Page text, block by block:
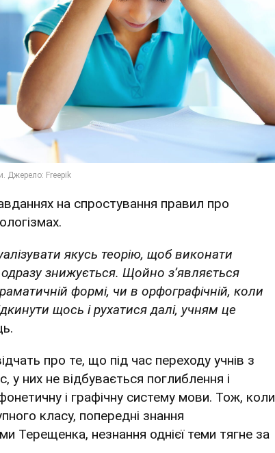
на спростування правил про
якусь теорію, щоб виконати
одразу знижується. Щойно з’являється
формі, чи в орфографічній, коли
щось і рухатися далі, учням це
про те, що під час переходу учнів з
у них не відбувається поглиблення і
і графічну систему мови. Тож, коли
класу, попередні знання
Терещенка, незнання однієї теми тягне за